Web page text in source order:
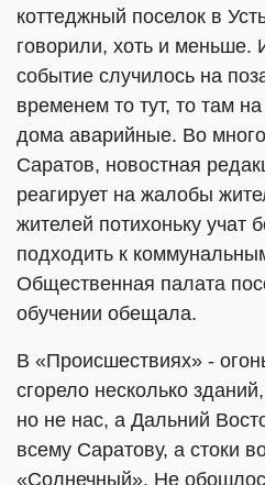
коттеджный поселок в
говорили, хоть и меньше.
событие случилось на
временем то тут, то там
дома аварийные. Во
Саратов, новостная
реагирует на жалобы
жителей потихоньку учат
подходить к
Общественная палата
обучении обещала.
В «Происшествиях» -
сгорело несколько
но не нас, а Дальний
всему Саратову, а стоки
«Солнечный». Не